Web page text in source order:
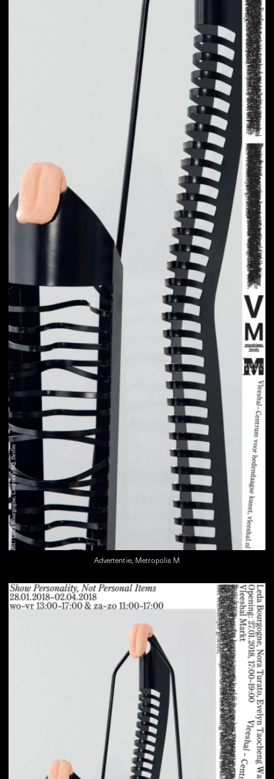
Advertentie, Metropolis M